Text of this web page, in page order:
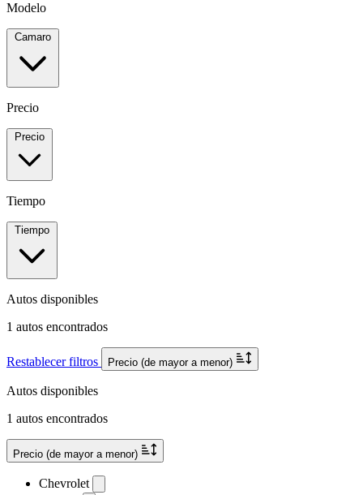
Modelo
Camaro
Precio
Precio
Tiempo
Tiempo
Autos disponibles
1 autos encontrados
Restablecer filtros Precio (de mayor a menor)
Autos disponibles
1 autos encontrados
Precio (de mayor a menor)
Chevrolet